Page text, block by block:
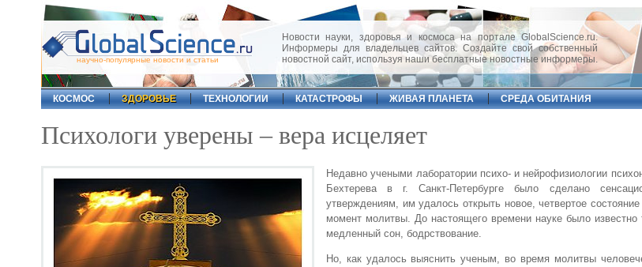
научно-популярные новости и статьи
Новости науки, здоровья и космоса на портале GlobalScience.ru.
Информеры для владельцев сайтов. Создайте свой собственный
новостной сайт, используя наши бесплатные новостные информеры.
КОСМОС
ЗДОРОВЬЕ ТЕХНОЛОГИИ КАТАСТРОФЫ ЖИВАЯ ПЛАНЕТА СРЕДА ОБИТАНИЯ
Психологи уверены – вера исцеляет
Недавно учеными лаборатории психо- и нейрофизиологии
Бехтерева в г. Санкт-Петербурге было сделано
утверждениям, им удалось открыть новое, четвертое
момент молитвы. До настоящего времени науке было известно
медленный сон, бодрствование.
Но, как удалось выяснить ученым, во время молитвы